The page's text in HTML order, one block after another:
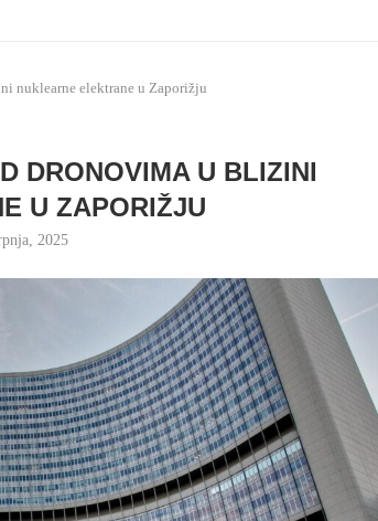
nuklearne elektrane u Zaporižju
DRONOVIMA U BLIZINI
U ZAPORIŽJU
2025